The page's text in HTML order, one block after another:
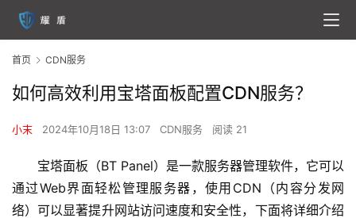
首页 CDN服务
如何高效利用宝塔面板配置CDN服务？
小末 2024年10月18日 13:07 CDN服务 阅读 21
宝塔面板（BT Panel）是一款服务器管理软件，它可以
通过Web界面轻松管理服务器，使用CDN（内容分发网
络）可以显著提升网站访问速度和安全性，下面将详细介绍